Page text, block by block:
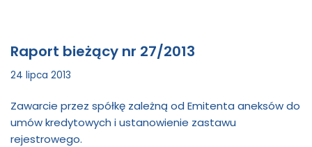
Raport bieżący nr 27/2013
24 lipca 2013
Zawarcie przez spółkę zależną od Emitenta aneksów do
umów kredytowych i ustanowienie zastawu
rejestrowego.